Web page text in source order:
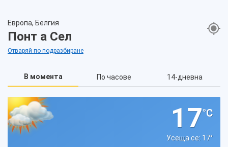
Европа, Белгия
Понт а Сел
Отваряй по подразбиране
В момента По часове 14-дневна
17°C
Усеща се: 17°